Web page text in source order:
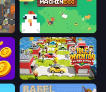
The MachinEGG
Idle Inventor